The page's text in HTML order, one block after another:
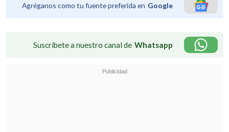
Agréganos como tu fuente preferida en Google
Suscríbete a nuestro canal de Whatsapp